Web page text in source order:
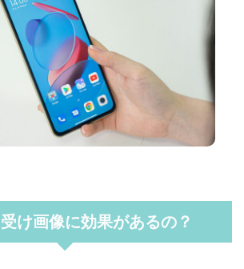
け画像に効果があるの？